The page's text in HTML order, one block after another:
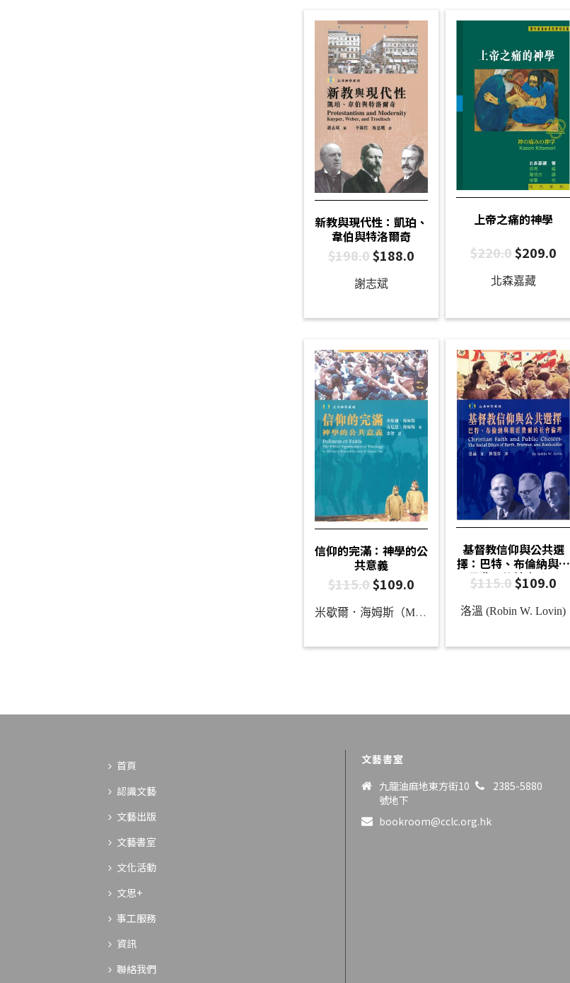
新教與現代性：凱珀、
韋伯與特洛爾奇
$198.0$188.0
謝志斌
上帝之痛的神學
$220.0$209.0
北森嘉藏
信仰的完滿：神學的公
共意義
$115.0$109.0
米歇爾．海姆斯（Michael R. Himes）、肯尼思．海姆斯（Kenneth R. Himes, OFM）
基督教信仰與公共選
擇：巴特、布倫納與朋
霍費爾的社會倫理
$115.0$109.0
洛溫 (Robin W. Lovin)
首頁
認識文藝
文藝出版
文藝書室
文化活動
文思+
事工服務
資訊
聯絡我們
文藝書室
九龍油麻地東方街10
號地下
2385-5880
bookroom@cclc.org.hk